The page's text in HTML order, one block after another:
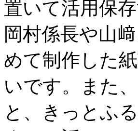
置いて活用保
岡村係長や山
めて制作した
いです。また
と、きっとふ